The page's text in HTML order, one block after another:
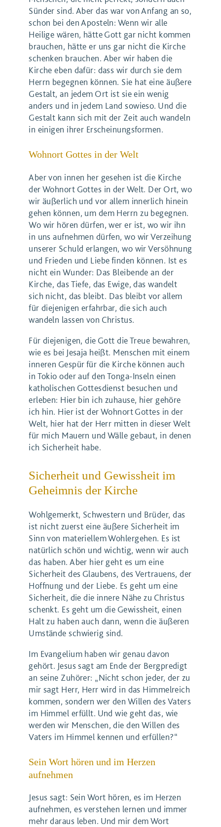
Sünder sind. Aber das war von Anfang an so,
schon bei den Aposteln: Wenn wir alle
Heilige wären, hätte Gott gar nicht kommen
brauchen, hätte er uns gar nicht die Kirche
schenken brauchen. Aber wir haben die
Kirche eben dafür: dass wir durch sie dem
Herrn begegnen können. Sie hat eine äußere
Gestalt, an jedem Ort ist sie ein wenig
anders und in jedem Land sowieso. Und die
Gestalt kann sich mit der Zeit auch wandeln
in einigen ihrer Erscheinungsformen.
Wohnort Gottes in der Welt
Aber von innen her gesehen ist die Kirche
der Wohnort Gottes in der Welt. Der Ort, wo
wir äußerlich und vor allem innerlich hinein
gehen können, um dem Herrn zu begegnen.
Wo wir hören dürfen, wer er ist, wo wir ihn
in uns aufnehmen dürfen, wo wir Verzeihung
unserer Schuld erlangen, wo wir Versöhnung
und Frieden und Liebe finden können. Ist es
nicht ein Wunder: Das Bleibende an der
Kirche, das Tiefe, das Ewige, das wandelt
sich nicht, das bleibt. Das bleibt vor allem
für diejenigen erfahrbar, die sich auch
wandeln lassen von Christus.
Für diejenigen, die Gott die Treue bewahren,
wie es bei Jesaja heißt. Menschen mit einem
inneren Gespür für die Kirche können auch
in Tokio oder auf den Tonga-Inseln einen
katholischen Gottesdienst besuchen und
erleben: Hier bin ich zuhause, hier gehöre
ich hin. Hier ist der Wohnort Gottes in der
Welt, hier hat der Herr mitten in dieser Welt
für mich Mauern und Wälle gebaut, in denen
ich Sicherheit habe.
Sicherheit und Gewissheit im
Geheimnis der Kirche
Wohlgemerkt, Schwestern und Brüder, das
ist nicht zuerst eine äußere Sicherheit im
Sinn von materiellem Wohlergehen. Es ist
natürlich schön und wichtig, wenn wir auch
das haben. Aber hier geht es um eine
Sicherheit des Glaubens, des Vertrauens, der
Hoffnung und der Liebe. Es geht um eine
Sicherheit, die die innere Nähe zu Christus
schenkt. Es geht um die Gewissheit, einen
Halt zu haben auch dann, wenn die äußeren
Umstände schwierig sind.
Im Evangelium haben wir genau davon
gehört. Jesus sagt am Ende der Bergpredigt
an seine Zuhörer: „Nicht schon jeder, der zu
mir sagt Herr, Herr wird in das Himmelreich
kommen, sondern wer den Willen des Vaters
im Himmel erfüllt. Und wie geht das, wie
werden wir Menschen, die den Willen des
Vaters im Himmel kennen und erfüllen?“
Sein Wort hören und im Herzen
aufnehmen
Jesus sagt: Sein Wort hören, es im Herzen
aufnehmen, es verstehen lernen und immer
mehr daraus leben. Und mir dem Wort